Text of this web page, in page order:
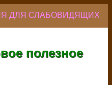
полезное